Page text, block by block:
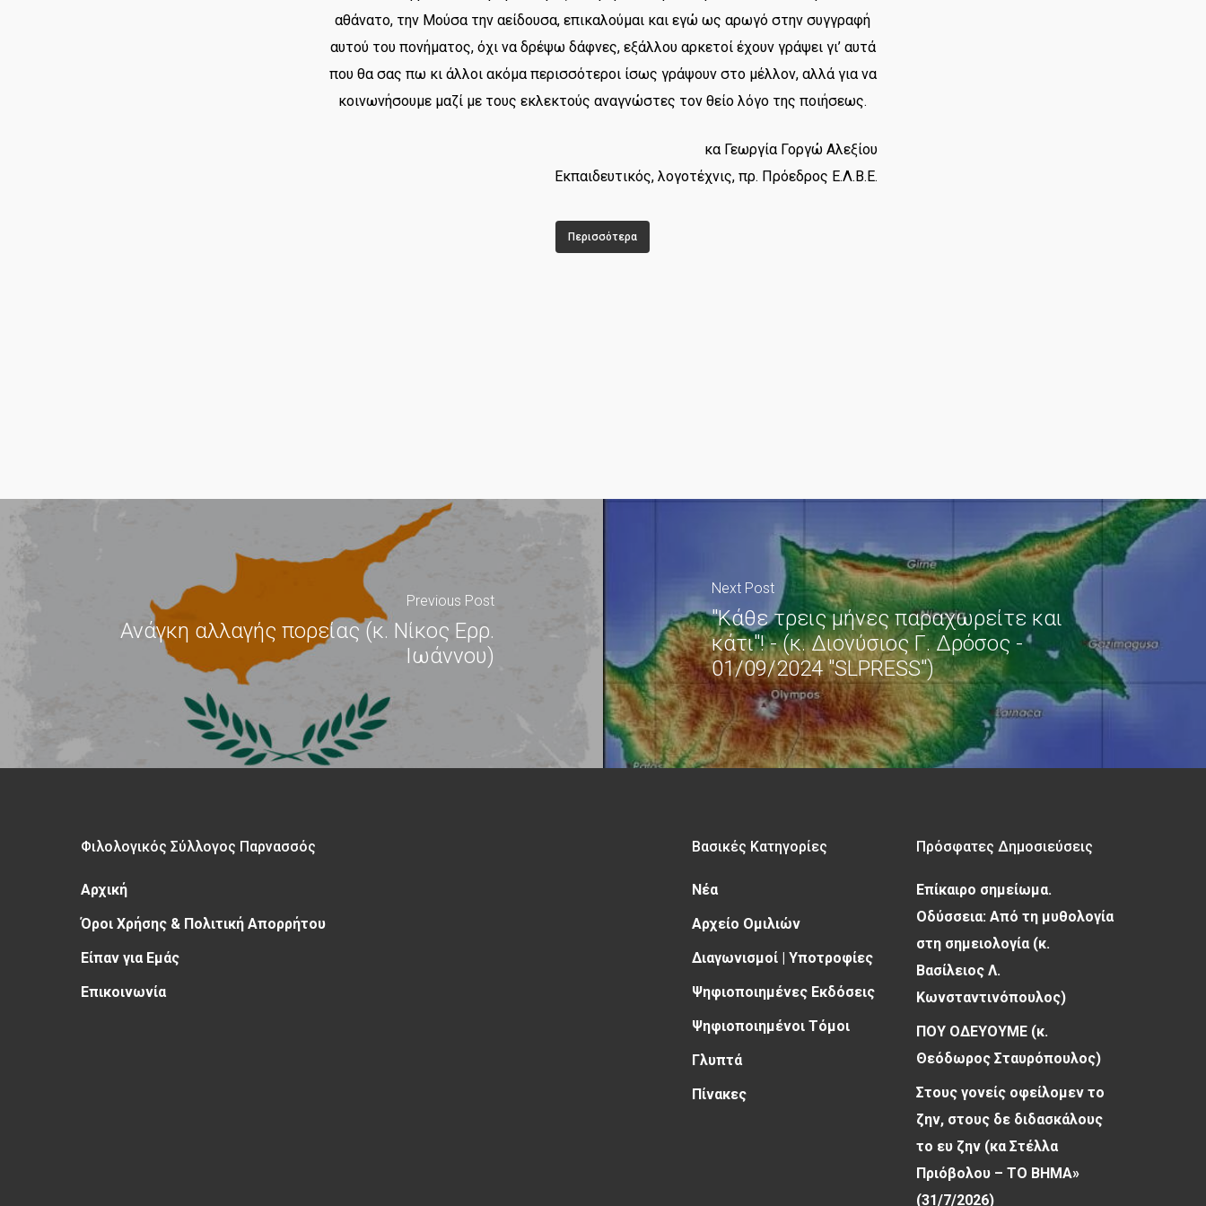
αθάνατο, την Μούσα την αείδουσα, επικαλούμαι και εγώ ως αρωγό στην συγγραφή
αυτού του πονήματος, όχι να δρέψω δάφνες, εξάλλου αρκετοί έχουν γράψει γι’ αυτά
που θα σας πω κι άλλοι ακόμα περισσότεροι ίσως γράψουν στο μέλλον, αλλά για να
κοινωνήσουμε μαζί με τους εκλεκτούς αναγνώστες τον θείο λόγο της ποιήσεως.
κα Γεωργία Γοργώ Αλεξίου
Εκπαιδευτικός, λογοτέχνις, πρ. Πρόεδρος Ε.Λ.Β.Ε.
Περισσότερα
Previous Post
Ανάγκη αλλαγής πορείας (κ. Νίκος Ερρ.
Ιωάννου)
Next Post
"Κάθε τρεις μήνες παραχωρείτε και
κάτι"! - (κ. Διονύσιος Γ. Δρόσος -
01/09/2024 "SLPRESS")
Φιλολογικός Σύλλογος Παρνασσός
Αρχική
Όροι Χρήσης & Πολιτική Απορρήτου
Είπαν για Εμάς
Επικοινωνία
Βασικές Κατηγορίες
Νέα
Αρχείο Ομιλιών
Διαγωνισμοί | Υποτροφίες
Ψηφιοποιημένες Εκδόσεις
Ψηφιοποιημένοι Τόμοι
Γλυπτά
Πίνακες
Πρόσφατες Δημοσιεύσεις
Επίκαιρο σημείωμα.
Οδύσσεια: Από τη μυθολογία
στη σημειολογία (κ.
Βασίλειος Λ.
Κωνσταντινόπουλος)
ΠΟΥ ΟΔΕΥΟΥΜΕ (κ.
Θεόδωρος Σταυρόπουλος)
Στους γονείς οφείλομεν το
ζην, στους δε διδασκάλους
το ευ ζην (κα Στέλλα
Πριόβολου – ΤΟ ΒΗΜΑ»
(31/7/2026)